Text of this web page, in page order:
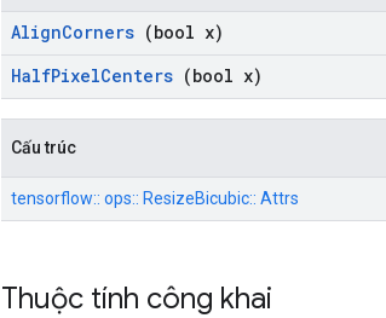
AlignCorners (bool x)
HalfPixelCenters (bool x)
Cấu trúc
tensorflow:: ops:: ResizeBicubic:: Attrs
Thuộc tính công khai